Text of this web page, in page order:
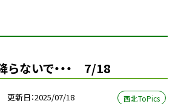
らないで・・・ 7/18
更新日 2025/07/18 西北ToPics